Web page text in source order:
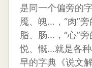
是同一个偏旁的
魇、魄…，“肉”旁
脂、肠…，“心”旁
悦、慨…就是各
早的字典《说文